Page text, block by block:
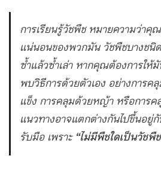
การเรียนรู้วัชพืช หมายความว่าคุ
แน่นอนของพวกมัน วัชพืชบางชนิ
ซ้ำแล้วซ้ำเล่า หากคุณต้องการใ
พบวิธีการด้วยตัวเอง อย่างการค
แข็ง การคลุมด้วยหญ้า หรือการ
แนวทางอาจแตกต่างกันไปขึ้นอ
รับมือ เพราะ“ไม่มีพืชใดเป็นวัช